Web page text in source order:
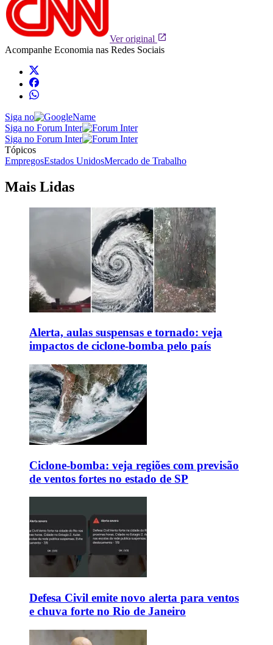
Ver original
Acompanhe Economia nas Redes Sociais
Siga no
Siga no Forum Inter
Siga no Forum Inter
Tópicos
EmpregosEstados UnidosMercado de Trabalho
Mais Lidas
Alerta, aulas suspensas e tornado: veja
impactos de ciclone-bomba pelo país
Ciclone-bomba: veja regiões com previsão
de ventos fortes no estado de SP
Defesa Civil emite novo alerta para ventos
e chuva forte no Rio de Janeiro